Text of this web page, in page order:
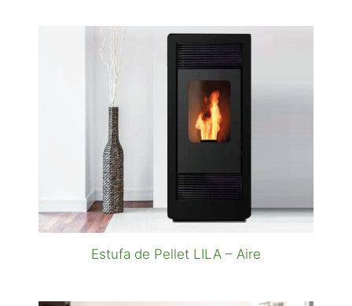
Estufa de Pellet LILA – Aire